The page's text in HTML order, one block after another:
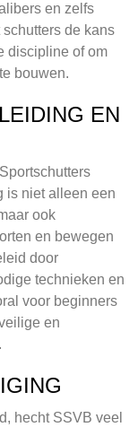
en zelfs
de kans
discipline of om
bouwen.
EN
is niet alleen een
ook
en bewegen
door
technieken en
voor beginners
en
hecht SSVB veel